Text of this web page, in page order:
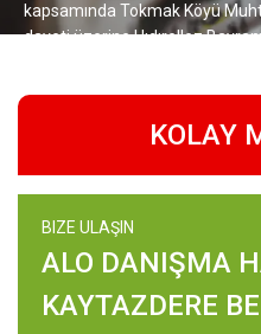
kapsamında Tokmak Köyü
daveti üzerine Hıdırellez
KOLAY
BIZE ULAŞIN
ALO DANIŞMA
KAYTAZDERE